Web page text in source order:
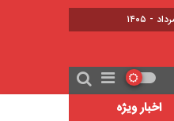
اخبار ویژه